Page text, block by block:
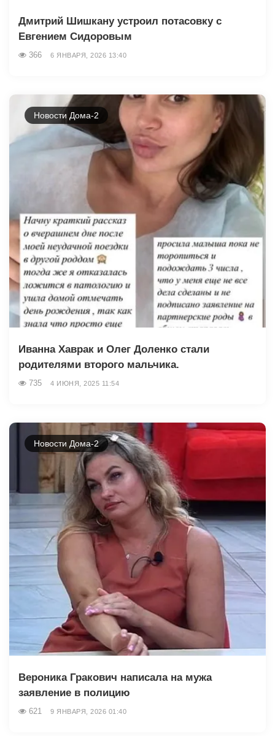
Дмитрий Шишкану устроил потасовку с
Евгением Сидоровым
366 6 ЯНВАРЯ, 2026 13:40
Новости Дома-2
Иванна Хаврак и Олег Доленко стали
родителями второго мальчика.
735 4 ИЮНЯ, 2025 11:54
Новости Дома-2
Вероника Гракович написала на мужа
заявление в полицию
621 9 ЯНВАРЯ, 2026 01:40